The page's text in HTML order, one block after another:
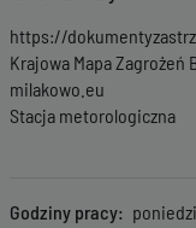
https://
Krajowa Mapa Zagrożeń
milakowo.eu
Stacja metorologiczna
Godziny pracy